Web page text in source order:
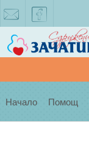
facebook
Начало Помощ